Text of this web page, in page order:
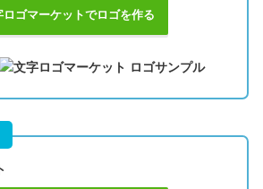
ロゴマーケットでロゴを作る